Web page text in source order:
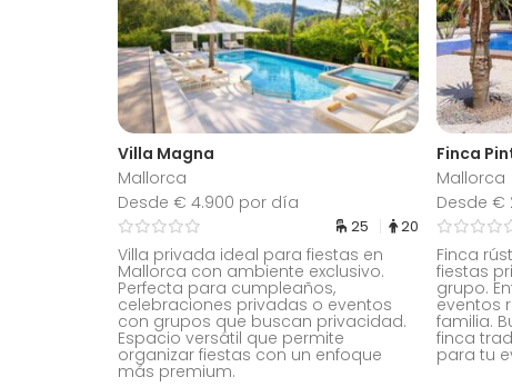
Villa Magna
Mallorca
Desde € 4.900 por día
25 20
Villa privada ideal para fiestas en
Mallorca con ambiente exclusivo.
Perfecta para cumpleaños,
celebraciones privadas o eventos
con grupos que buscan privacidad.
Espacio versátil que permite
organizar fiestas con un enfoque
más premium.
Finca
Mallorca
Desde €
Finca
fiestas
grupo.
eventos
familia.
finca
para tu